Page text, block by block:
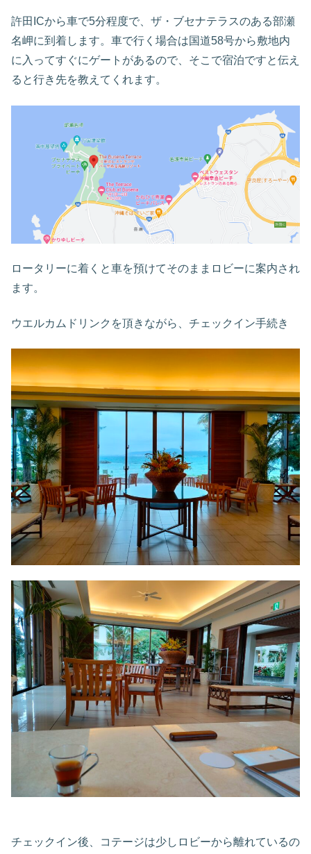
許田ICから車で5分程度で、ザ・ブセナテラスのある部瀬
名岬に到着します。車で行く場合は国道58号から敷地内
に入ってすぐにゲートがあるので、そこで宿泊ですと伝え
ると行き先を教えてくれます。
ロータリーに着くと車を預けてそのままロビーに案内され
ます。
ウエルカムドリンクを頂きながら、チェックイン手続き
チェックイン後、コテージは少しロビーから離れているの